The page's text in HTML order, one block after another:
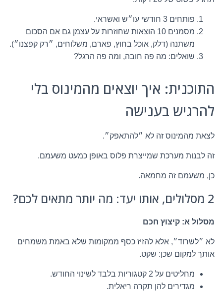
פותחים 3 חודשי עו״ש ואשראי.
מסמנים 10 הוצאות שחוזרות על עצמן גם אם הסכום
משתנה (דלק, אוכל בחוץ, פארם, משלוחים, ״רק קפצנו״).
שואלים: מה פה חובה, ומה פה הרגל?
התוכנית: איך יוצאים מהמינוס בלי
להרגיש בענישה
לצאת מהמינוס זה לא ״להתאפק״.
זה לבנות מערכת שמייצרת פלוס באופן כמעט משעמם.
כן, משעמם זה מחמאה.
2 מסלולים, אותו יעד: מה יותר מתאים לכם?
מסלול א: קיצוץ חכם
לא ״לשרוד״, אלא להזיז כסף ממקומות שלא באמת משמחים
אותך למקום שכן: שקט.
מחליטים על 2 קטגוריות בלבד לשינוי החודש.
מגדירים להן תקרה ריאלית.